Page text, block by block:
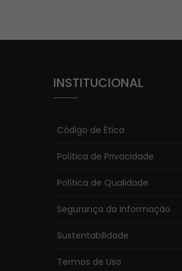
INSTITUCIONAL
Código de Ética
Política de Privacidade
Política de Qualidade
Segurança da Informação
Sustentabilidade
Termos de Uso